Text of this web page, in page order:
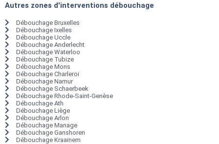
Autres zones d'interventions débouchage
Débouchage Bruxelles
Débouchage Ixelles
Débouchage Uccle
Débouchage Anderlecht
Débouchage Waterloo
Débouchage Tubize
Débouchage Mons
Débouchage Charleroi
Débouchage Namur
Débouchage Schaerbeek
Débouchage Rhode-Saint-Genèse
Débouchage Ath
Débouchage Liège
Débouchage Arlon
Débouchage Manage
Débouchage Ganshoren
Débouchage Kraainem